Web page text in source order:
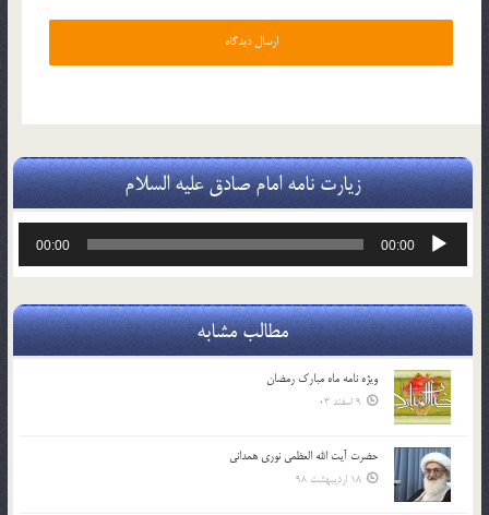
زیارت نامه امام صادق علیه السلام
پخش‌کننده
00:00
00:00
مطالب مشابه
ویژه نامه ماه مبارک رمضان
9 اسفند 03
حضرت آیت الله العظمی نوری همدانی
18 اردیبهشت 98